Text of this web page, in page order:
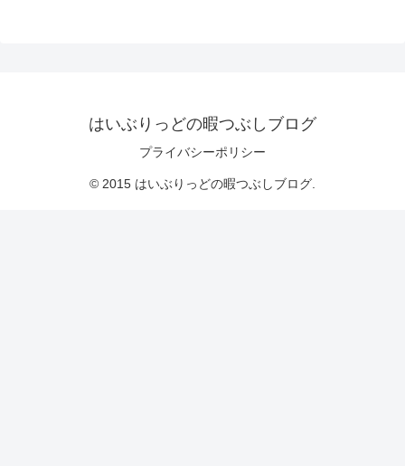
はいぶりっどの暇つぶしブログ
プライバシーポリシー
© 2015 はいぶりっどの暇つぶしブログ.